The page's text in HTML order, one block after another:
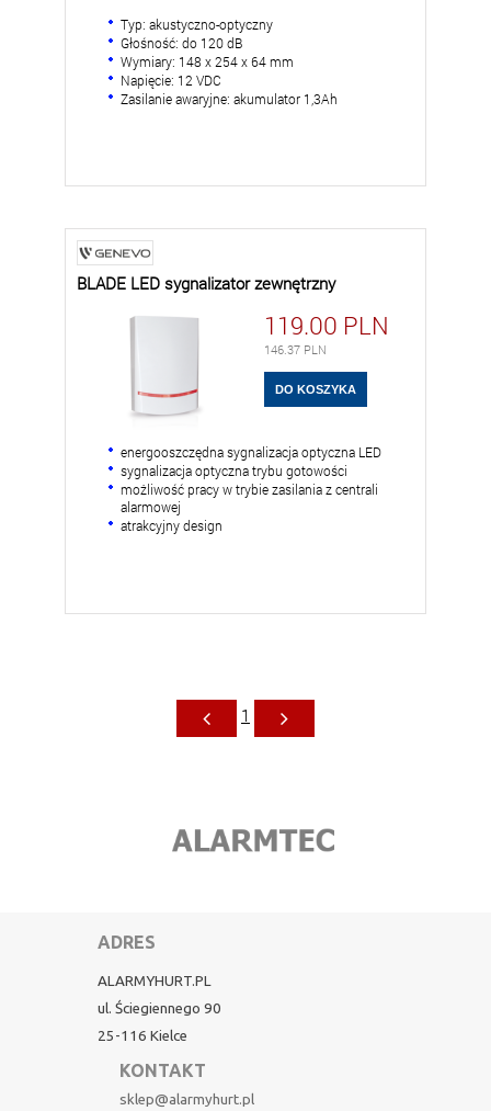
Typ: akustyczno-optyczny
Głośność: do 120 dB
Wymiary: 148 x 254 x 64 mm
Napięcie: 12 VDC
Zasilanie awaryjne: akumulator 1,3Ah
BLADE LED sygnalizator zewnętrzny
119.00 PLN
146.37 PLN
energooszczędna sygnalizacja optyczna LED
sygnalizacja optyczna trybu gotowości
możliwość pracy w trybie zasilania z centrali
alarmowej
atrakcyjny design
1
ADRES
ALARMYHURT.PL
ul. Ściegiennego 90
25-116 Kielce
KONTAKT
sklep@alarmyhurt.pl